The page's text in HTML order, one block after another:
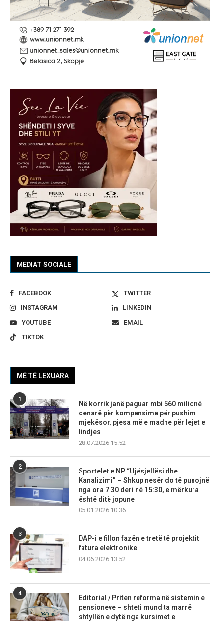
MEDIAT SOCIALE
FACEBOOK
TWITTER
INSTAGRAM
LINKEDIN
YOUTUBE
EMAIL
TIKTOK
MË TË LEXUARA
1
Në korrik janë paguar mbi 560 milionë
denarë për kompensime për pushim
mjekësor, pjesa më e madhe për lejet e
lindjes
28.07.2026 15:52
2
Sportelet e NP “Ujësjellësi dhe
Kanalizimi” – Shkup nesër do të punojnë
nga ora 7:30 deri në 15:30, e mërkura
është ditë jopune
05.01.2026 10:36
3
DAP-i e fillon fazën e tretë të projektit
fatura elektronike
04.06.2026 13:52
4
Editorial / Priten reforma në sistemin e
pensioneve – shteti mund ta marrë
shtyllën e dytë nga kursimet e